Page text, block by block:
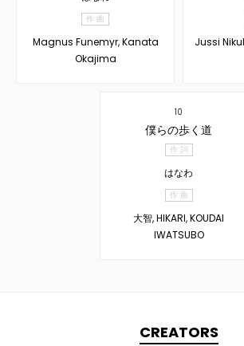
作 曲
Magnus Funemyr, Kanata
Okajima
Jussi
10
僕らの歩く道
作 詞
はなわ
作 曲
大智, HIKARI, KOUDAI
IWATSUBO
CREATORS